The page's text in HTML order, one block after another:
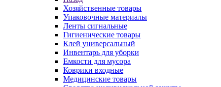
Хозяйственные товары
Упаковочные материалы
Ленты сигнальные
Гигиенические товары
Клей универсальный
Инвентарь для уборки
Емкости для мусора
Коврики входные
Медицинские товары